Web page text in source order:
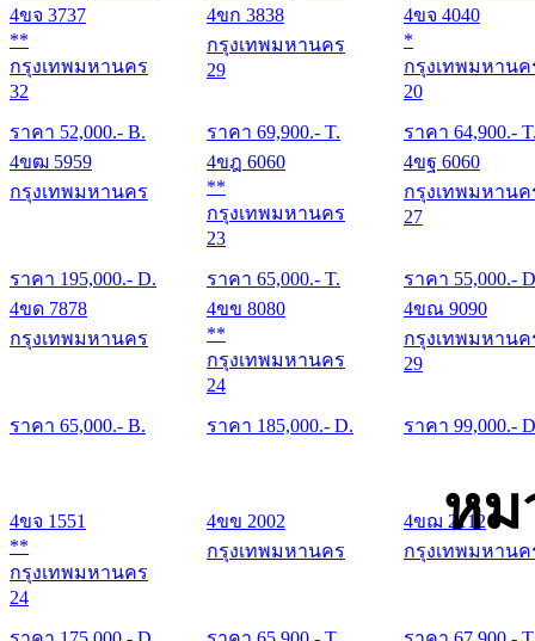
4ขจ 3737
**
กรุงเทพมหานคร
32
ราคา 52,000.- B.
4ขก 3838
กรุงเทพมหานคร
29
ราคา 69,900.- T.
4ขจ 4040
*
กรุงเทพมหานค
20
ราคา 64,900.-
4ขฒ 5959
กรุงเทพมหานคร
ราคา 195,000.- D.
4ขฎ 6060
**
กรุงเทพมหานคร
23
ราคา 65,000.- T.
4ขฐ 6060
กรุงเทพมหานค
27
ราคา 55,000.-
4ขด 7878
กรุงเทพมหานคร
ราคา 65,000.- B.
4ขข 8080
**
กรุงเทพมหานคร
24
ราคา 185,000.- D.
4ขณ 9090
กรุงเทพมหานค
29
ราคา 99,000.-
หม
4ขจ 1551
**
กรุงเทพมหานคร
24
4ขข 2002
กรุงเทพมหานคร
4ขฌ 2112
กรุงเทพมหานค